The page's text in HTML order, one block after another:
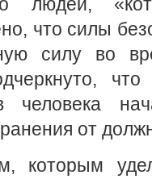
что силы
силу во
человека
от
которым